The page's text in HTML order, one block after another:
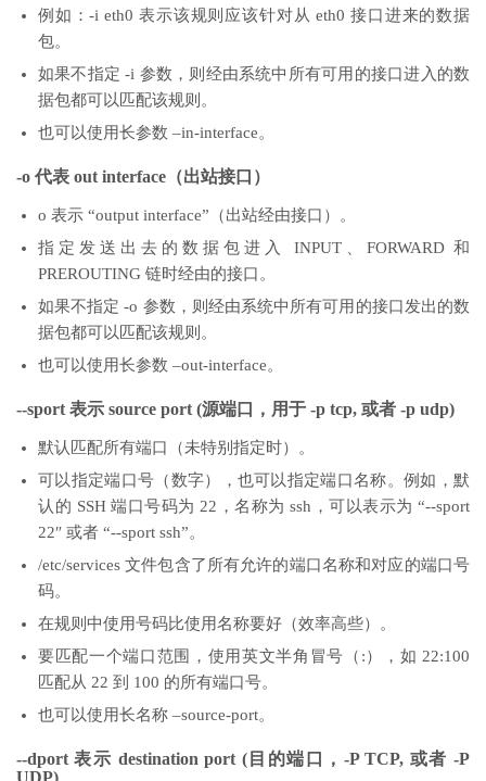
例如：-i eth0 表示该规则应该针对从 eth0 接口进来的数据
包。
如果不指定 -i 参数，则经由系统中所有可用的接口进入的数
据包都可以匹配该规则。
也可以使用长参数 –in-interface。
-o 代表 out interface（出站接口）
o 表示 “output interface”（出站经由接口）。
指定发送出去的数据包进入 INPUT、FORWARD 和
PREROUTING 链时经由的接口。
如果不指定 -o 参数，则经由系统中所有可用的接口发出的数
据包都可以匹配该规则。
也可以使用长参数 –out-interface。
--sport 表示 source port (源端口，用于 -p tcp, 或者 -p udp)
默认匹配所有端口（未特别指定时）。
可以指定端口号（数字），也可以指定端口名称。例如，默
认的 SSH 端口号码为 22，名称为 ssh，可以表示为 “--sport
22″ 或者 “--sport ssh”。
/etc/services 文件包含了所有允许的端口名称和对应的端口号
码。
在规则中使用号码比使用名称要好（效率高些）。
要匹配一个端口范围，使用英文半角冒号（:），如 22:100
匹配从 22 到 100 的所有端口号。
也可以使用长名称 –source-port。
--dport 表示 destination port (目的端口，-P TCP, 或者 -P